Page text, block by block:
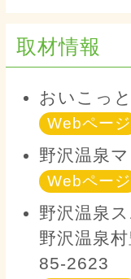
取材情報
おいこっ
Webページ
野沢温泉
Webページ
野沢温泉
野沢温泉
85-2623